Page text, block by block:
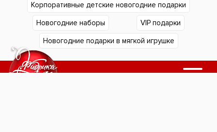
Корпоративные детские новогодние подарки
Новогодние наборы VIP подарки
Новогодние подарки в мягкой игрушке